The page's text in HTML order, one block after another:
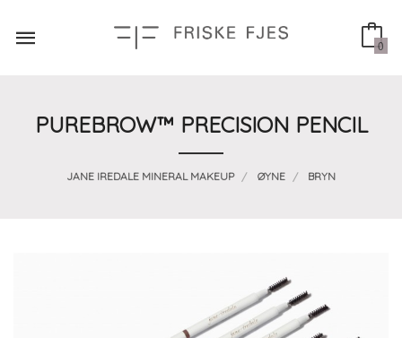
innholdet
0
PUREBROW™ PRECISION PENCIL
JANE IREDALE MINERAL MAKEUP ØYNE BRYN